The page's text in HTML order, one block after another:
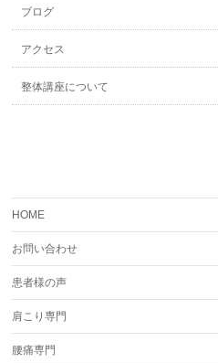
ブログ
アクセス
整体講座について
HOME
お問い合わせ
患者様の声
肩こり専門
腰痛専門